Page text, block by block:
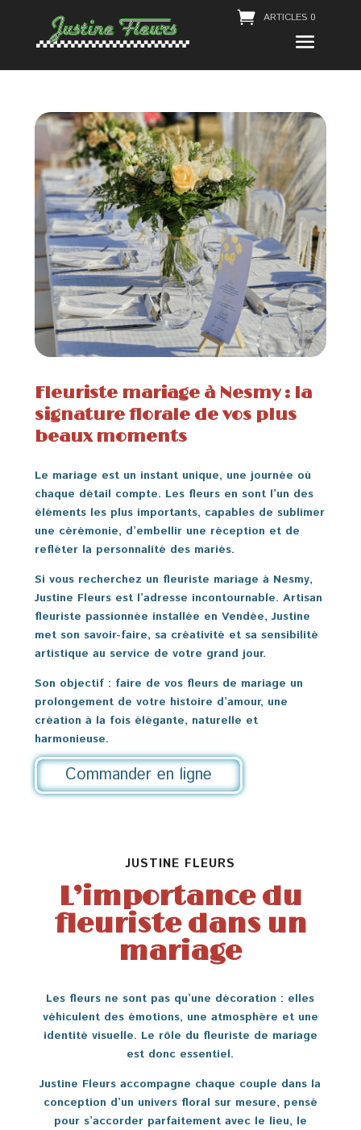
ARTICLES 0
Fleuriste mariage à Nesmy : la
signature florale de vos plus
beaux moments
Le mariage est un instant unique, une journée où
chaque détail compte. Les fleurs en sont l’un des
éléments les plus importants, capables de sublimer
une cérémonie, d’embellir une réception et de
refléter la personnalité des mariés.
Si vous recherchez un fleuriste mariage à Nesmy,
Justine Fleurs est l’adresse incontournable. Artisan
fleuriste passionnée installée en Vendée, Justine
met son savoir-faire, sa créativité et sa sensibilité
artistique au service de votre grand jour.
Son objectif : faire de vos fleurs de mariage un
prolongement de votre histoire d’amour, une
création à la fois élégante, naturelle et
harmonieuse.
Commander en ligne
JUSTINE FLEURS
L’importance du
fleuriste dans un
mariage
Les fleurs ne sont pas qu’une décoration : elles
véhiculent des émotions, une atmosphère et une
identité visuelle. Le rôle du fleuriste de mariage
est donc essentiel.
Justine Fleurs accompagne chaque couple dans la
conception d’un univers floral sur mesure, pensé
pour s’accorder parfaitement avec le lieu, le